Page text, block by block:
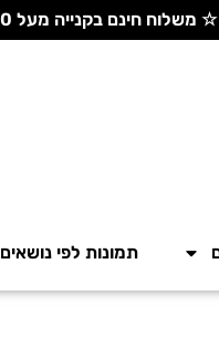
☆ משלוח חינם בקנייה מעל 300 ש"ח ☆ עסק כחול לבן שנמצא בחזית הצפונית - יחד ננצח!
תמונות לפי נושאים